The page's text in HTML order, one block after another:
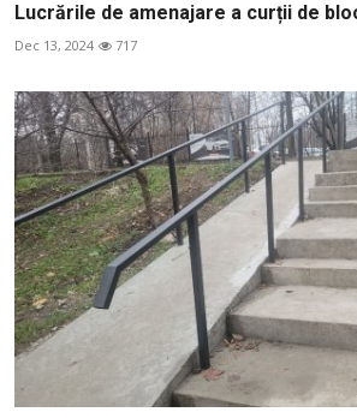
Lucrările de amenajare a curții de
Dec 13, 2024 717